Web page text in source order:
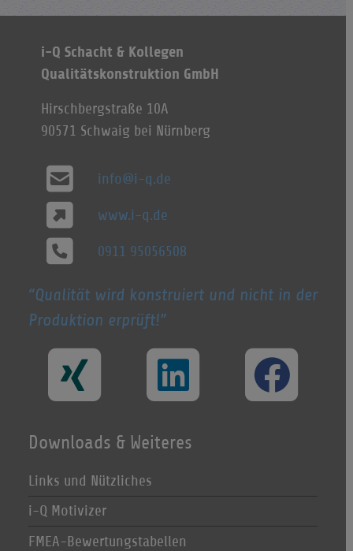
i-Q Schacht & Kollegen
Qualitätskonstruktion GmbH
Hirschbergstraße 10A
90571 Schwaig bei Nürnberg
info@i-q.de
www.i-q.de
0911 95056508
Qualität wird konstruiert und nicht in der
Produktion erprüft!
Downloads & Weiteres
Links und Nützliches
i-Q Motivizer
FMEA-Bewertungstabellen